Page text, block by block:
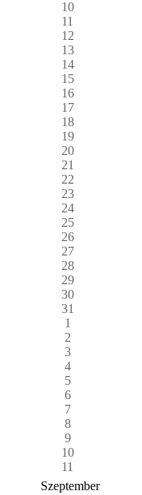
10
11
12
13
14
15
16
17
18
19
20
21
22
23
24
25
26
27
28
29
30
31
1
2
3
4
5
6
7
8
9
10
11
Szeptember